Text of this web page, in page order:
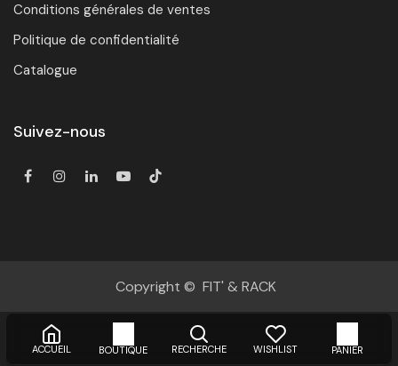
ACCUEIL BOUTIQUE RECHERCHE WISHLIST PANIER
Conditions générales de ventes
Politique de confidentialité
Catalogue
Suivez-nous
Copyright © FIT' & RACK